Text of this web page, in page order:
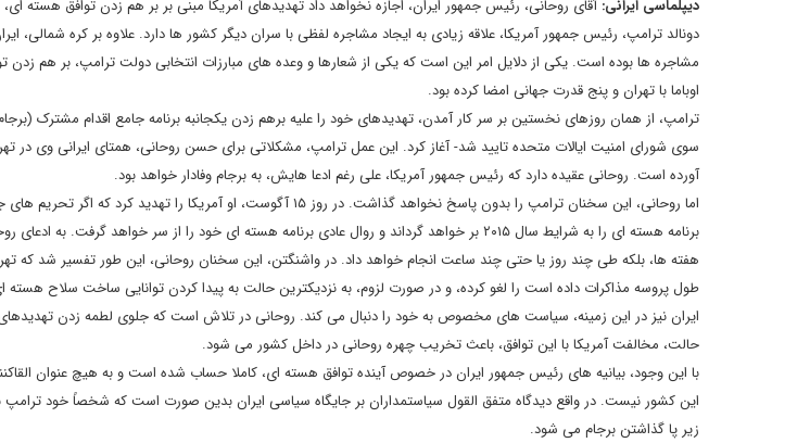
دیپلماسی ایرانی:آقای روحانی، رئیس جمهور ایران، اجازه نخواهد داد تهدیدهای آمریکا مبنی بر بر هم زدن توافق هسته ای،
دونالد ترامپ، رئیس جمهور آمریکا، علاقه زیادی به ایجاد مشاجره لفظی با سران دیگر کشور ها دارد. علاوه بر کره شمالی،
اوباما با تهران و پنج قدرت جهانی امضا کرده بود.
ترامپ، از همان روزهای نخستین بر سر کار آمدن، تهدیدهای خود را علیه برهم زدن یکجانبه برنامه جامع اقدام مشترک
سوی شورای امنیت ایالات متحده تایید شد- آغاز کرد. این عمل ترامپ، مشکلاتی برای حسن روحانی، همتای ایرانی وی در
آورده است. روحانی عقیده دارد که رئیس جمهور آمریکا، علی رغم ادعا هایش، به برجام وفادار خواهد بود.
اما روحانی، این سخنان ترامپ را بدون پاسخ نخواهد گذاشت. در روز ۱۵ آگوست، او آمریکا
برنامه هسته ای را به شرایط سال ۲۰۱۵ بر خواهد گرداند و روال عادی برنامه هسته ای خود را از سر خواهد گرفت.
هفته ها، بلکه طی چند روز یا حتی چند ساعت انجام خواهد داد. در واشنگتن، این سخنان روحانی، این طور تفسیر شد که
طول پروسه مذاکرات داده است را لغو کرده، و در صورت لزوم، به نزدیکترین حالت به پیدا کردن توانایی ساخت سلاح هسته
ایران نیز در این زمینه، سیاست های مخصوص به خود را دنبال می کند. روحانی در تلاش است که جلوی لطمه زدن تهدیدهای
حالت، مخالفت آمریکا با این توافق، باعث تخریب چهره روحانی در داخل کشور می شود.
با این وجود، بیانیه های رئیس جمهور ایران در خصوص آینده توافق هسته ای، کاملا حساب شده است و به هیچ عنوان
این کشور نیست. در واقع دیدگاه متفق القول سیاستمداران بر جایگاه سیاسی ایران بدین صورت است که شخصاً خود ترامپ
زیر پا گذاشتن برجام می شود.